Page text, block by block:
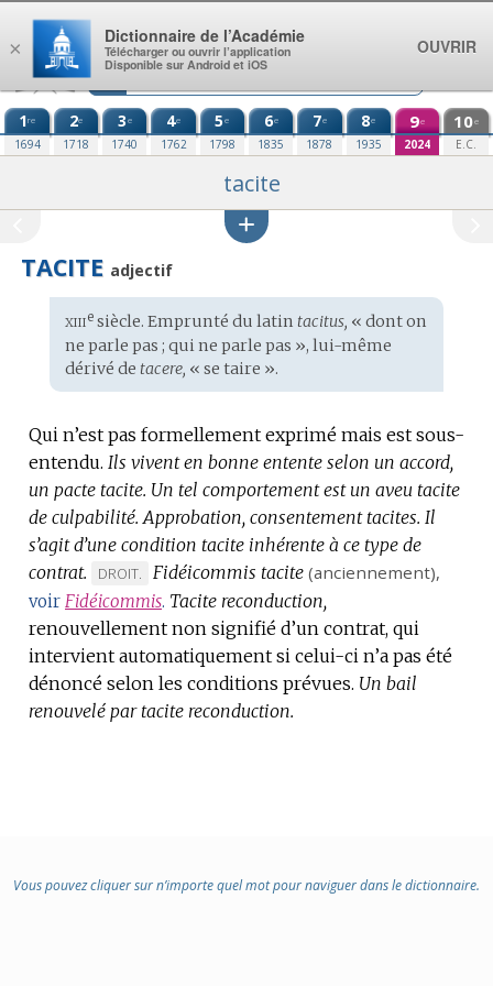
Aller au contenu
1re
1694
2e
1718
3e
1740
4e
1762
5e
1798
6e
1835
7e
1878
8e
1935
9e
2024
10e
E.C.
tacite
TACITE adjectif
Étymologie
:
xiiiesiècle. Emprunté du latin tacitus, « dont on
ne parle pas ; qui ne parle pas », lui-même
dérivé de tacere, « se taire ».
Qui n’est pas formellement exprimé mais est sous-
entendu. Ils vivent en bonne entente selon un accord,
un pacte tacite. Un tel comportement est un aveu tacite
de culpabilité. Approbation, consentement tacites. Il
s’agit d’une condition tacite inhérente à ce type de
contrat.
MARQUE
DE
DOMAINE
:
DROIT. Fidéicommis tacite (anciennement),
voir Fidéicommis. Tacite reconduction,
renouvellement non signifié d’un contrat, qui
intervient automatiquement si celui-ci n’a pas été
dénoncé selon les conditions prévues. Un bail
renouvelé par tacite reconduction.
Vous pouvez cliquer sur n’importe quel mot pour naviguer dans le dictionnaire.
×
Dictionnaire de l’Académie
Télécharger ou ouvrir l’application
Disponible sur Android et iOS
OUVRIR